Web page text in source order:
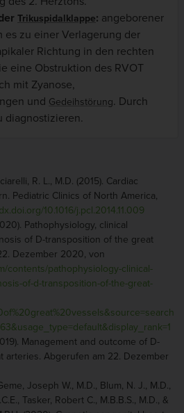
Trikuspidalklappe: angeborener
es zu einer Verlagerung der
Richtung in den rechten
eine Obstruktion des RVOT
mit Zyanose,
und Gedeihstörung. Durch
diagnostizieren.
R. L., M.D. (2015). Cardiac
Pediatric Clinics of North America,
10.1016/j.pcl.2014.11.009
Pathophysiology, clinical
of D-transposition of the great
Dezember 2020, von
contents/pathophysiology-clinical-
of-d-transposition-of-the-great-
Management and outcome of D-
arteries. Abgerufen am 22. Dezember
Joseph W., M.D., Blum, N. J., M.D.,
Tasker, Robert C., M.B.B.S., M.D., &